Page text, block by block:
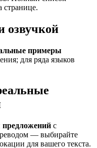
странице.
озвучкой
примеры
для ряда языков
с
— выбирайте
для вашего текста.